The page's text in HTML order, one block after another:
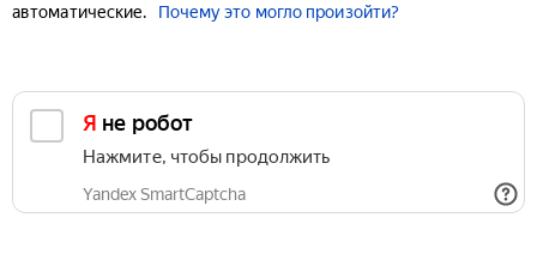
автоматические.
Почему это могло произойти?
Я не робот
Нажмите, чтобы продолжить
Yandex SmartCaptcha